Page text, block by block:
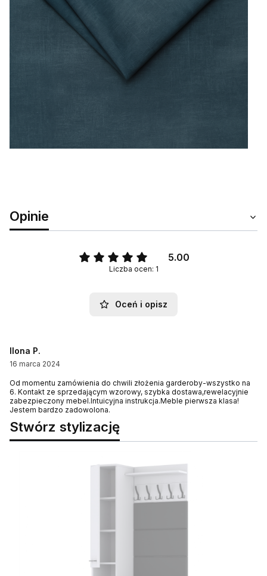
Opinie
5.00
Liczba ocen: 1
Oceń i opisz
Ilona P.
16 marca 2024
Od momentu zamówienia do chwili złożenia garderoby-wszystko na
6. Kontakt ze sprzedającym wzorowy, szybka dostawa,rewelacyjnie
zabezpieczony mebel.Intuicyjna instrukcja.Meble pierwsza klasa!
Jestem bardzo zadowolona.
Stwórz stylizację